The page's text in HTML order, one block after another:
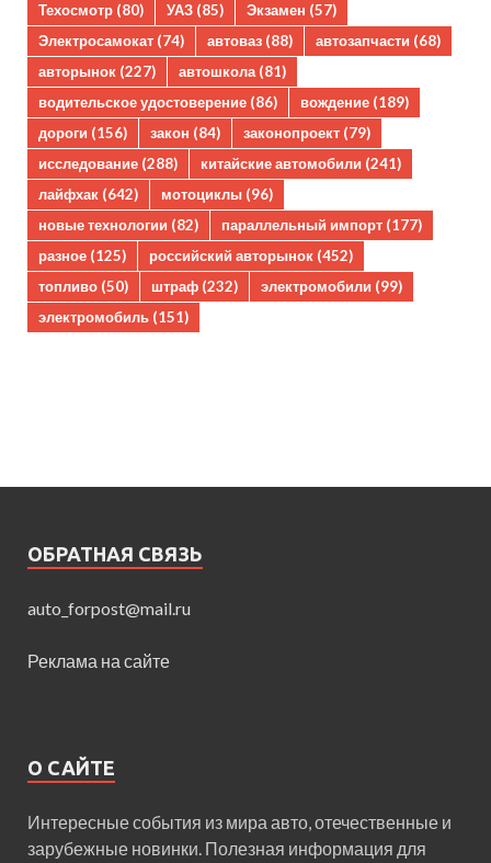
Техосмотр (80) УАЗ (85) Экзамен (57)
Электросамокат (74) автоваз (88) автозапчасти (68)
авторынок (227) автошкола(81)
водительское удостоверение (86) вождение (189)
дороги (156) закон (84) законопроект (79)
исследование (288) китайские автомобили (241)
лайфхак (642) мотоциклы (96)
новые технологии (82) параллельный импорт (177)
разное (125) российский авторынок (452)
топливо (50) штраф (232) электромобили (99)
электромобиль (151)
ОБРАТНАЯ СВЯЗЬ
auto_forpost@mail.ru
Реклама на сайте
О САЙТЕ
Интересные события из мира авто, отечественные и
зарубежные новинки. Полезная информация для